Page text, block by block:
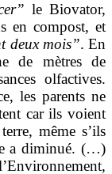
le Biovator,
en compost, et
deux mois”. En
de mètres de
olfactives.
les parents ne
car ils voient
même s’ils
a diminué. (…)